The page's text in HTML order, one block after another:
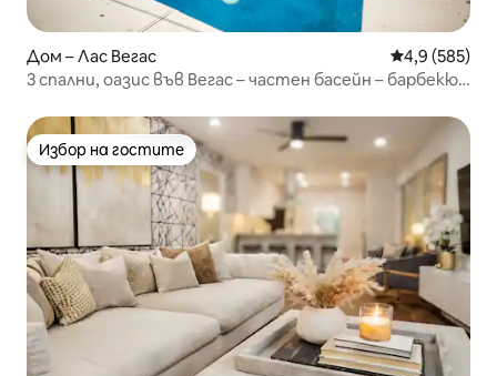
Дом – Лас Вегас Средна
4,9 (585)
3 спални, оазис във Вегас – частен басейн – барбекю –
Избор на гостите
Избор на гостите